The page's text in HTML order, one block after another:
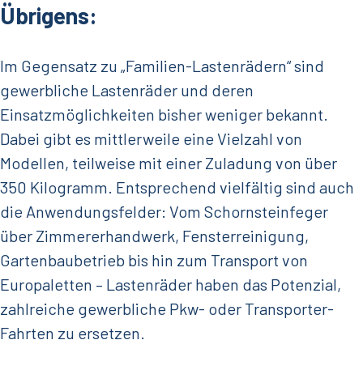
Übrigens:
Im Gegensatz zu „Familien-Lastenrädern“ sind
gewerbliche Lastenräder und deren
Einsatzmöglichkeiten bisher weniger bekannt.
Dabei gibt es mittlerweile eine Vielzahl von
Modellen, teilweise mit einer Zuladung von über
350 Kilogramm. Entsprechend vielfältig sind auch
die Anwendungsfelder: Vom Schornsteinfeger
über Zimmererhandwerk, Fensterreinigung,
Gartenbaubetrieb bis hin zum Transport von
Europaletten – Lastenräder haben das Potenzial,
zahlreiche gewerbliche Pkw- oder Transporter-
Fahrten zu ersetzen.